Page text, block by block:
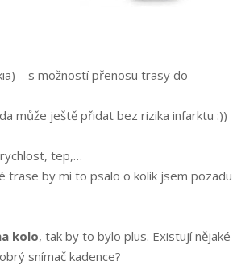
– s možností přenosu trasy do
může ještě přidat bez rizika infarktu :))
tep,…
trase by mi to psalo o kolik jsem pozadu
kolo, tak by to bylo plus. Existují nějaké
snímač kadence?